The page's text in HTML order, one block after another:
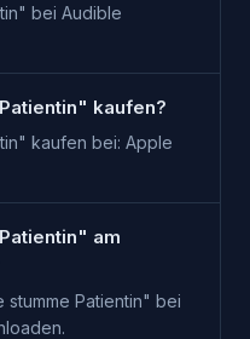
bei Audible
kaufen?
kaufen bei: Apple
am
stumme Patientin" bei